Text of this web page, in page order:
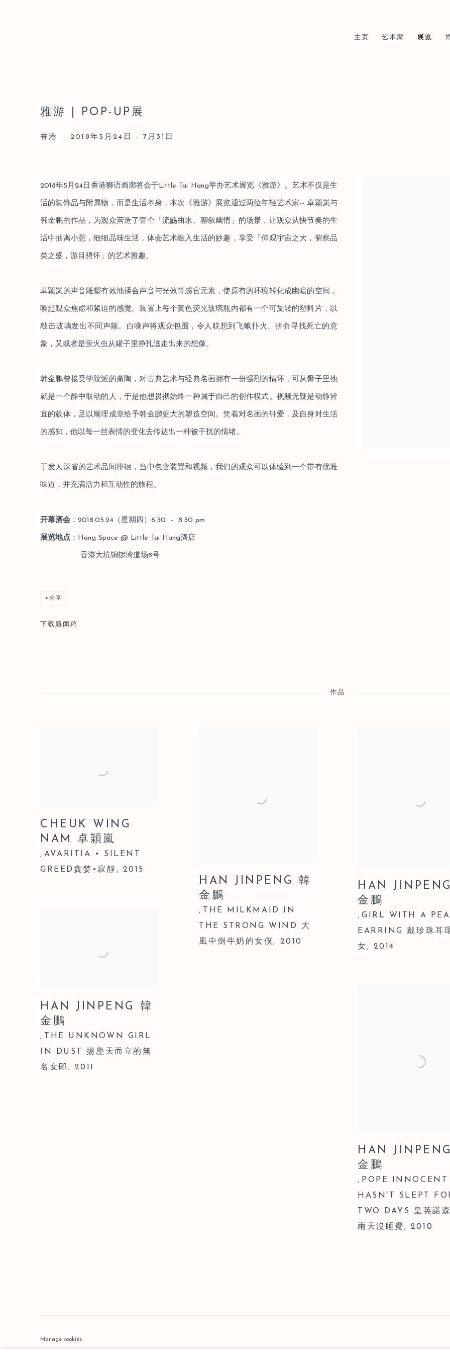
主页 艺术家 展览
雅游 | POP-UP展
香港 2018年5月24日 - 7月31日
2018年5月24日香港狮语画廊将会于Little Tai Hang举办艺术展览《雅游》。艺术不仅是生
活的装饰品与附属物，而是生活本身，本次《雅游》展览通过两位年轻艺术家-- 卓颖岚与
韩金鹏的作品，为观众营造了壹个「流觞曲水、聊叙幽情」的场景，让观众从快节奏的生
活中抽离小憩，细细品味生活，体会艺术融入生活的妙趣，享受「仰观宇宙之大，俯察品
类之盛，游目骋怀」的艺术雅趣。
卓颖岚的声音雕塑有效地揉合声音与光效等感官元素，使原有的环境转化成幽暗的空间，
唤起观众焦虑和紧迫的感觉。装置上每个黄色荧光玻璃瓶内都有一个可旋转的塑料片，以
敲击玻璃发出不同声频。白噪声将观众包围，令人联想到飞蛾扑火、拼命寻找死亡的意
象，又或者是萤火虫从罐子里挣扎逃走出来的想像。
韩金鹏曾接受学院派的薰陶，对古典艺术与经典名画拥有一份强烈的情怀，可从骨子里他
就是一个静中取动的人，于是他想贯彻始终一种属于自己的创作模式。视频无疑是动静皆
宜的载体，足以顺理成章给予韩金鹏更大的塑造空间。凭着对名画的钟爱，及自身对生活
的感知，他以每一丝表情的变化去传达出一种被干扰的情绪。
于发人深省的艺术品间徘徊，当中包含装置和视频，我们的观众可以体验到一个带有优雅
味道，并充满活力和互动性的旅程。
开幕酒会 ：2018.05.24（星期四）6:30 - 8:30 pm
展览地点 ：Hang Space @ Little Tai Hang酒店
香港大坑铜锣湾道场8号
分享
下载新闻稿
作品
CHEUK WING
NAM 卓穎嵐
, AVARITIA • SILENT
GREED貪婪•寂靜 , 2015
HAN JINPENG 韓
金鵬
,
THE UNKNOWN GIRL
IN DUST 揚塵天而立的無
名女郎 , 2011
HAN JINPENG 韓
金鵬
,
THE MILKMAID IN
THE STRONG WIND 大
風中倒牛奶的女僕 , 2010
HAN
金鵬
, GIRL WITH A
EARRING 戴珍珠耳
女, 2014
HAN
金鵬
, POPE
HASN'T SLEPT
TWO DAYS 皇英諾
兩天沒睡覺 , 2010
Manage cookies